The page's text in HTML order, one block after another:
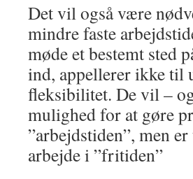
Det vil også være
mindre faste
møde et bestemt sted
ind, appellerer ikke til
fleksibilitet. De vil –
mulighed for at gøre
”arbejdstiden”, men
arbejde i ”fritiden”